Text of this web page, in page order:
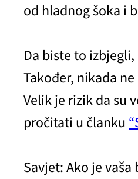
od hladnog šoka i
Da biste to
Također, nikada
Velik je rizik da su
pročitati u članku
Savjet: Ako je